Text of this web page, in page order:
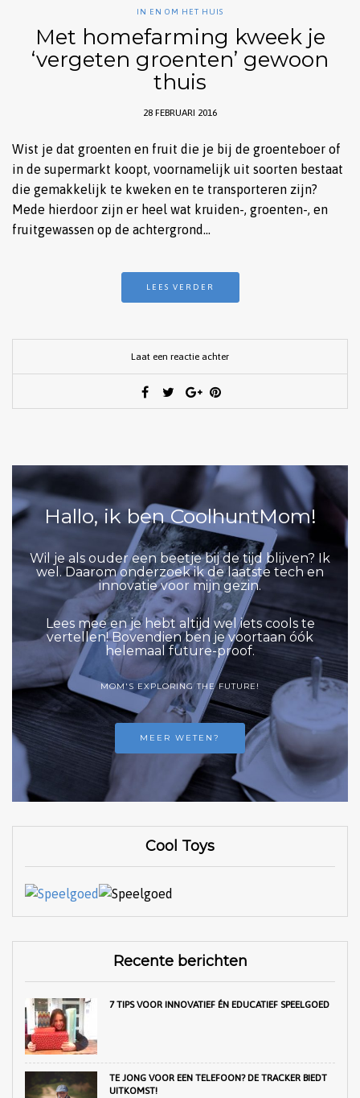
IN EN OM HET HUIS
Met homefarming kweek je
‘vergeten groenten’ gewoon
thuis
28 FEBRUARI 2016
Wist je dat groenten en fruit die je bij de groenteboer of
in de supermarkt koopt, voornamelijk uit soorten bestaat
die gemakkelijk te kweken en te transporteren zijn?
Mede hierdoor zijn er heel wat kruiden-, groenten-, en
fruitgewassen op de achtergrond…
LEES VERDER
Laat een reactie achter
Hallo, ik ben CoolhuntMom!
Wil je als ouder een beetje bij de tijd blijven? Ik
wel. Daarom onderzoek ik de laatste tech en
innovatie voor mijn gezin.
Lees mee en je hebt altijd wel iets cools te
vertellen! Bovendien ben je voortaan óók
helemaal future-proof.
MOM'S EXPLORING THE FUTURE!
MEER WETEN?
Cool Toys
Recente berichten
7 TIPS VOOR INNOVATIEF ÉN EDUCATIEF SPEELGOED
TE JONG VOOR EEN TELEFOON? DE TRACKER BIEDT
UITKOMST!